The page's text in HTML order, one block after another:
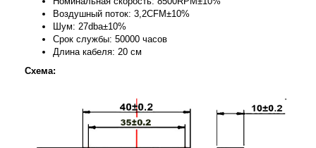
Воздушный поток: 3,2CFM±10%
Шум: 27dba±10%
Срок службы: 50000 часов
Длина кабеля: 20 см
Схема: